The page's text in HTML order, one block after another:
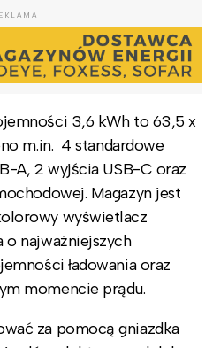
3,6 kWh to 63,5 x
m.in. 4 standardowe
A, 2 wyjścia USB-C oraz
Magazyn jest
wyświetlacz
najważniejszych
ładowania oraz
momencie prądu.
za pomocą gniazdka